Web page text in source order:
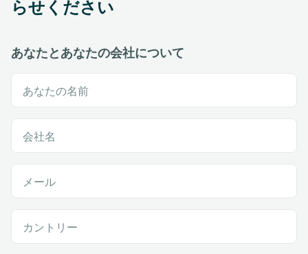
らせください
あなたとあなたの会社について
あなたの名前
会社名
メール
カントリー